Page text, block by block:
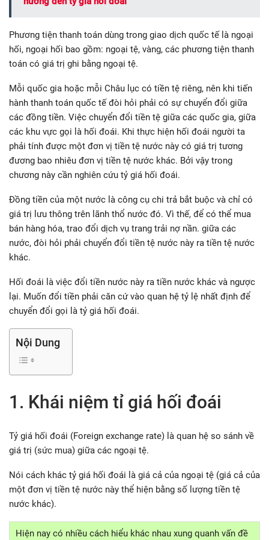
Phương tiện thanh toán dùng trong giao dịch quốc tế là ngoại
hối, ngoại hối bao gồm: ngoại tệ, vàng, các phương tiện thanh
toán có giá trị ghi bằng ngoại tệ.
Mỗi quốc gia hoặc mỗi Châu lục có tiền tệ riêng, nên khi tiến
hành thanh toán quốc tế đòi hỏi phải có sự chuyển đổi giữa
các đồng tiền. Việc chuyển đổi tiền tệ giữa các quốc gia, giữa
các khu vực gọi là hối đoái. Khi thực hiện hối đoái người ta
phải tính được một đơn vị tiền tệ nước này có giá trị tương
đương bao nhiêu đơn vị tiền tệ nước khác. Bởi vậy trong
chương này cần nghiên cứu tỷ giá hối đoái.
Đồng tiền của một nước là công cụ chi trả bắt buộc và chỉ có
giá trị lưu thông trên lãnh thổ nước đó. Vì thế, để có thể mua
bán hàng hóa, trao đổi dịch vụ trang trải nợ nần. giữa các
nước, đòi hỏi phải chuyển đổi tiền tệ nước này ra tiền tệ nước
khác.
Hối đoái là việc đổi tiền nước này ra tiền nước khác và ngược
lại. Muốn đổi tiền phải căn cứ vào quan hệ tỷ lệ nhất định để
chuyển đổi gọi là tỷ giá hối đoái.
Nội Dung
1. Khái niệm tỉ giá hối đoái
Tỷ giá hối đoái (Foreign exchange rate) là quan hệ so sánh về
giá trị (sức mua) giữa các ngoại tệ.
Nói cách khác tỷ giá hối đoái là giá cả của ngoại tệ (giá cả của
một đơn vị tiền tệ nước này thể hiện bằng số lượng tiền tệ
nước khác).
Hiện nay có nhiều cách hiểu khác nhau xung quanh vấn đề